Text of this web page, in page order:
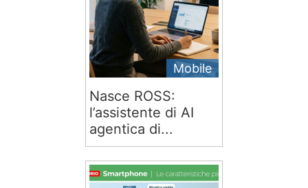
Mobile
Nasce ROSS:
l’assistente di AI
agentica di...